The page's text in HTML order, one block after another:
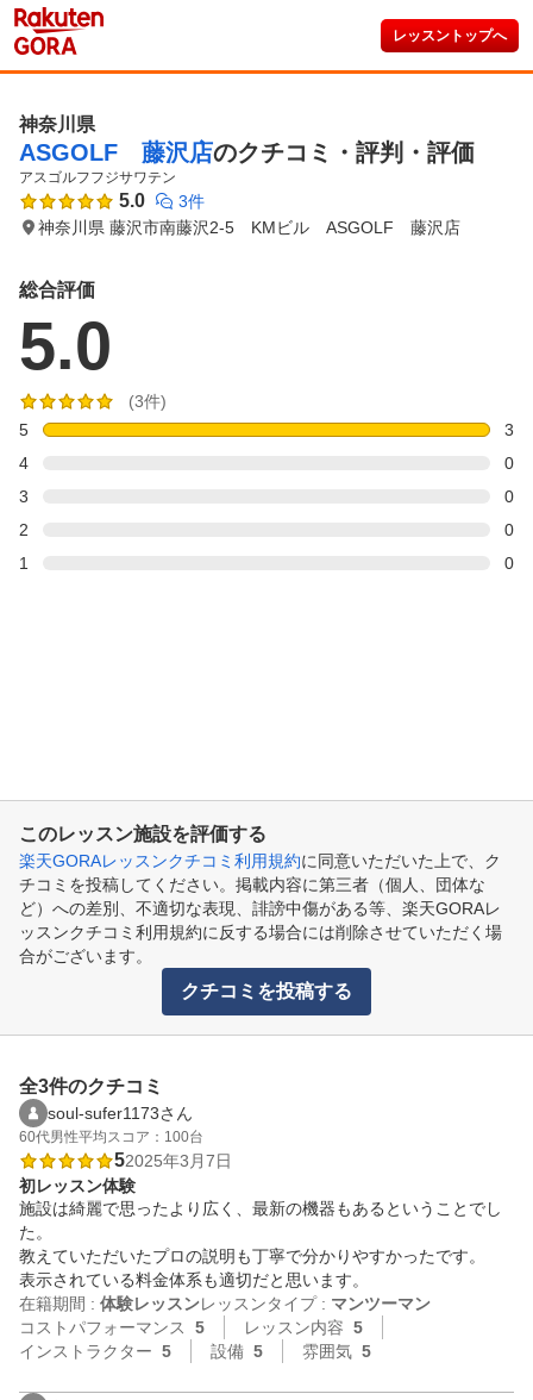
レッスントップへ
神奈川県
ASGOLF 藤沢店のクチコミ・評判・評価
アスゴルフフジサワテン
5.0
3件
神奈川県 藤沢市南藤沢2-5 KMビル ASGOLF 藤沢店
総合評価
5.0
(3件)
5
3
4
0
3
0
2
0
1
0
このレッスン施設を評価する
楽天GORAレッスンクチコミ利用規約に同意いただいた上で、ク
チコミを投稿してください。掲載内容に第三者（個人、団体な
ど）への差別、不適切な表現、誹謗中傷がある等、楽天GORAレ
ッスンクチコミ利用規約に反する場合には削除させていただく場
合がございます。
クチコミを投稿する
全3件のクチコミ
soul-sufer1173さん
60代男性平均スコア：100台
52025年3月7日
初レッスン体験
施設は綺麗で思ったより広く、最新の機器もあるということでし
た。
教えていただいたプロの説明も丁寧で分かりやすかったです。
表示されている料金体系も適切だと思います。
在籍期間 : 体験レッスンレッスンタイプ : マンツーマン
コストパフォーマンス
5 レッスン内容 5
インストラクター 5 設備 5 雰囲気 5